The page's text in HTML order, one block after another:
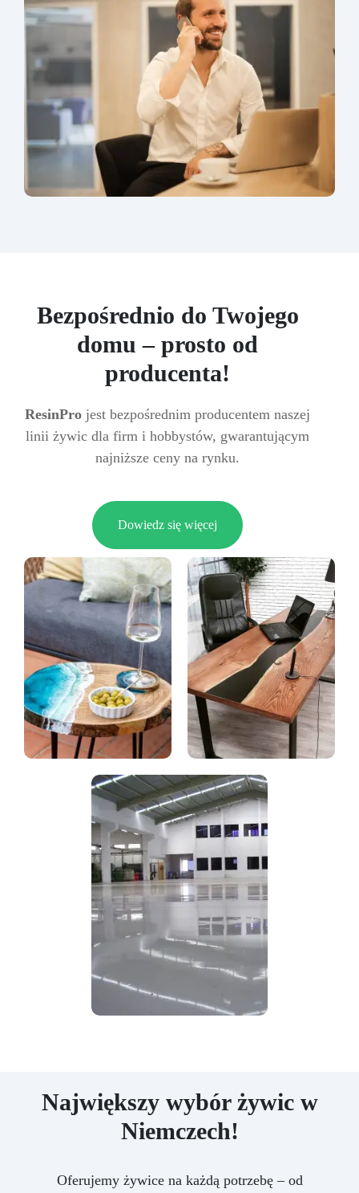
Bezpośrednio do Twojego
domu – prosto od
producenta!
ResinPro jest bezpośrednim producentem naszej
linii żywic dla firm i hobbystów, gwarantującym
najniższe ceny na rynku.
Dowiedz się więcej
Największy wybór żywic w
Niemczech!
Oferujemy żywice na każdą potrzebę – od